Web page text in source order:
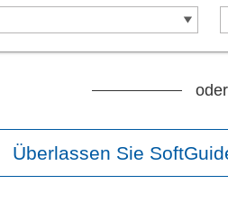
oder
Überlassen Sie